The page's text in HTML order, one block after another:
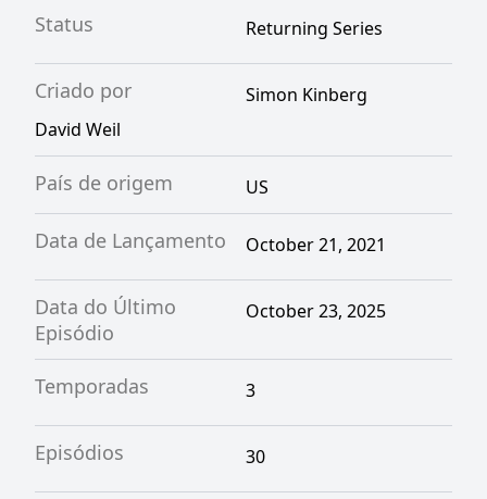
Status Returning Series
Criado por
Simon Kinberg
David Weil
País de origem US
Data de Lançamento October 21, 2021
Data do Último
Episódio
October 23, 2025
Temporadas 3
Episódios 30